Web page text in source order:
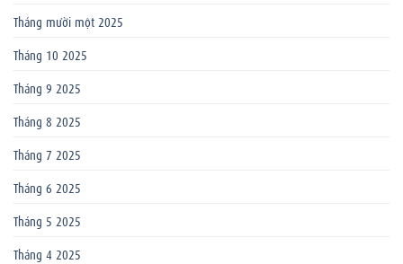
Tháng mười một 2025
Tháng 10 2025
Tháng 9 2025
Tháng 8 2025
Tháng 7 2025
Tháng 6 2025
Tháng 5 2025
Tháng 4 2025